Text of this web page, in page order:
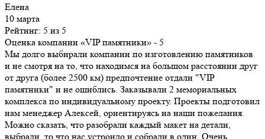
Елена
10 марта
Рейтинг: 5 из 5
Оценка компании «VIP памятники» - 5
Мы долго выбирали компании по изготовлению памятников
и не смотря на то, что находимся на большом расстоянии друг
от друга (более 2500 км) предпочтение отдали "VIP
памятники" и не ошиблись. Заказывали 2 мемориальных
комплекса по индивидуальному проекту. Проекты подготовил
нам менеджер Алексей, ориентируясь на наши пожелания.
Можно сказать, что разобрали каждый макет на детали,
выбрали, то что нас устроило и собрали в один. Очень